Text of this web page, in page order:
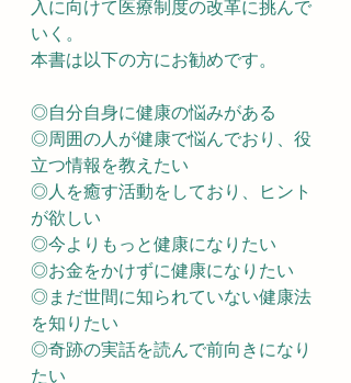
入に向けて医療制度の改革に挑んで
いく。
本書は以下の方にお勧めです。
◎自分自身に健康の悩みがある
◎周囲の人が健康で悩んでおり、役
立つ情報を教えたい
◎人を癒す活動をしており、ヒント
が欲しい
◎今よりもっと健康になりたい
◎お金をかけずに健康になりたい
◎まだ世間に知られていない健康法
を知りたい
◎奇跡の実話を読んで前向きになり
たい